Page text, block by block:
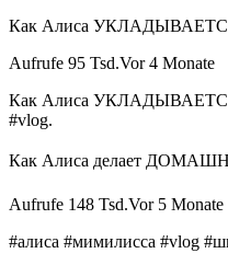
Как Алиса
Aufrufe 95 Tsd.Vor 4 Monate
Как Алиса
#vlog.
Как Алиса делает
Aufrufe 148 Tsd.Vor 5 Monate
#алиса #мимилисса #vlog